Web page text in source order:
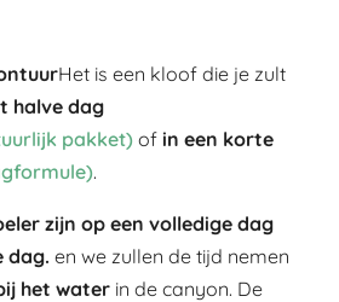
Het is een kloof die je zult
halve dag
pakket) of in een korte
.
zijn op een volledige dag
dag. en we zullen de tijd nemen
het water in de canyon. De